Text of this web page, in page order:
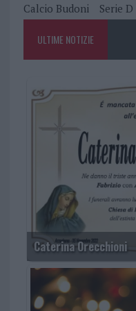
Calcio Budoni Serie D
ULTIME NOTIZIE
Caterina Orecchioni